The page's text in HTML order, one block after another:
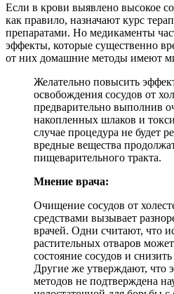
Если в крови выявлено высокое
как правило, назначают курс
препаратами. Но медикаменты
эффекты, которые существенно
от них домашние методы имеют
Желательно повысить
освобождения сосудов от
предварительно выполнив
накопленных шлаков и
случае процедура не будет
вредные вещества
пищеварительного тракта.
Мнение врача:
Очищение сосудов от
средствами вызывает
врачей. Одни считают, что
растительных отваров
состояние сосудов и
Другие же утверждают, что
методов не подтверждена